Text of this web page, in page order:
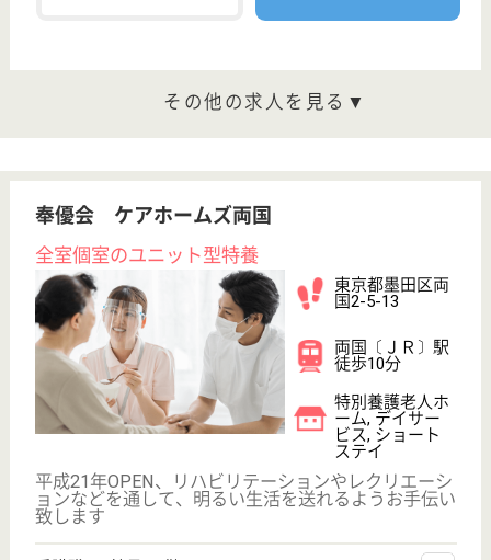
介護の転職支援サービスお申込み
簡単30秒登録
保有資格を選択してくださ
い
初任者研修
(ヘルパー2級)
実務者研修
(ヘルパー1級)
介護福祉士 社会福祉士
誕生年を
誕生年 必須